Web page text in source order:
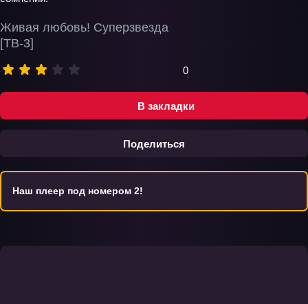
В закладки
Поделиться
Живая любовь! Суперзвезда
[ТВ-3]
0
Наш плеер под номером 2!